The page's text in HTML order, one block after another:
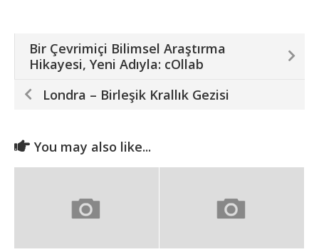
Bir Çevrimiçi Bilimsel Araştırma
Hikayesi, Yeni Adıyla: cOllab
Londra – Birleşik Krallık Gezisi
You may also like...